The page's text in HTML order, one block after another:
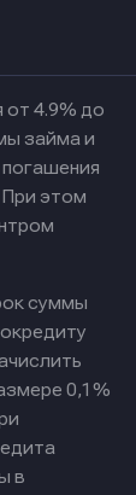
от 4.9% до
займа и
При этом
суммы
0,1%
в